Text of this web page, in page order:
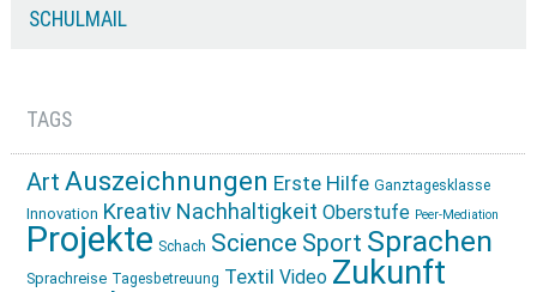
SCHULMAIL
TAGS
Art Auszeichnungen Erste Hilfe Ganztagesklasse
Innovation Kreativ Nachhaltigkeit Oberstufe Peer-Mediation
Projekte Schach Science Sport Sprachen
Sprachreise Tagesbetreuung Textil Video Zukunft